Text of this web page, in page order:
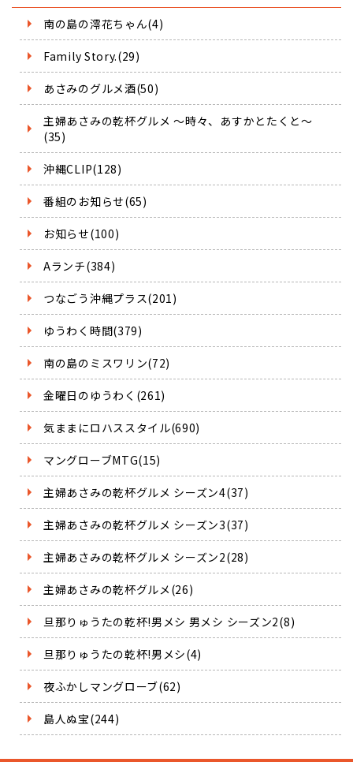
南の島の澪花ちゃん(4)
Family Story.(29)
あさみのグルメ酒(50)
主婦あさみの乾杯グルメ ～時々、あすかとたくと～
(35)
沖縄CLIP(128)
番組のお知らせ(65)
お知らせ(100)
Aランチ(384)
つなごう沖縄プラス(201)
ゆうわく時間(379)
南の島のミスワリン(72)
金曜日のゆうわく(261)
気ままにロハススタイル(690)
マングローブMTG(15)
主婦あさみの乾杯グルメ シーズン4(37)
主婦あさみの乾杯グルメ シーズン3(37)
主婦あさみの乾杯グルメ シーズン2(28)
主婦あさみの乾杯グルメ(26)
旦那りゅうたの乾杯!男メシ 男メシ シーズン2(8)
旦那りゅうたの乾杯!男メシ(4)
夜ふかしマングローブ(62)
島人ぬ宝(244)